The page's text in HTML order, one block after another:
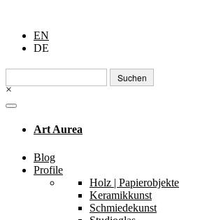
EN
DE
Suchen
nach:
×
Art Aurea
Blog
Profile
Holz | Papierobjekte
Keramikkunst
Schmiedekunst